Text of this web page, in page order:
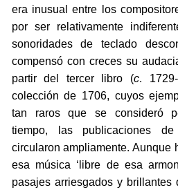
era inusual entre los
por ser relativamente
sonoridades de teclado
compensó con creces su
partir del tercer libro (c.
colección de 1706, cuyos
tan raros que se consideró
tiempo, las publicaciones
circularon ampliamente. Aunque
esa música ‘libre de esa
pasajes arriesgados y brillantes